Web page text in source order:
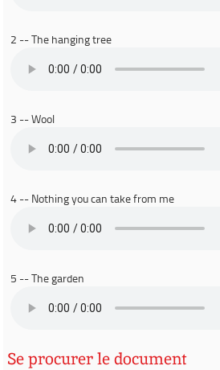
2 -- The hanging tree
3 -- Wool
4 -- Nothing you can take from me
5 -- The garden
Se procurer le document